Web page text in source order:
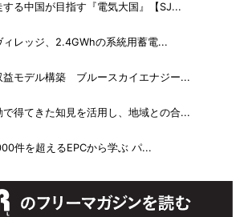
る中国が目指す『電気大国』【SJ...
ィレッジ、2.4GWhの系統用蓄電...
益モデル構築 ブルースカイエナジー...
で得てきた知見を活用し、地域との合...
件を超えるEPCから学ぶ パ...